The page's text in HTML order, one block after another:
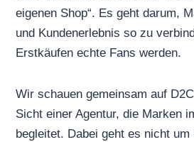
eigenen Shop“. Es geht darum,
und Kundenerlebnis so zu
Erstkäufen echte Fans werden.
Wir schauen gemeinsam auf
Sicht einer Agentur, die Marken
begleitet. Dabei geht es nicht um